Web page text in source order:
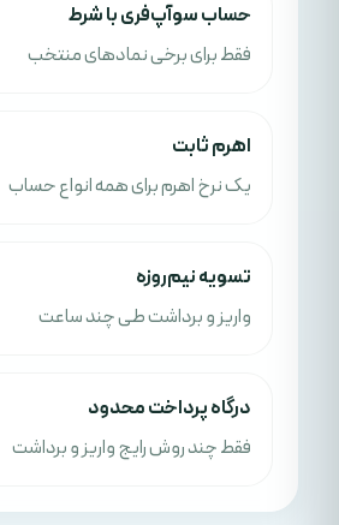
حساب سوآپ‌فری با شرط
فقط برای برخی نمادهای منتخب
اهرم ثابت
یک نرخ اهرم برای همه انواع حساب
تسویه نیم‌روزه
واریز و برداشت طی چند ساعت
درگاه پرداخت محدود
فقط چند روش رایج واریز و برداشت